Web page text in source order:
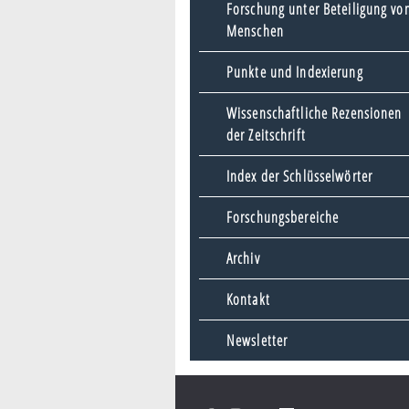
Forschung unter Beteiligung
Menschen
Punkte und Indexierung
Wissenschaftliche Rezensionen
der Zeitschrift
Index der Schlüsselwörter
Forschungsbereiche
Archiv
Kontakt
Newsletter